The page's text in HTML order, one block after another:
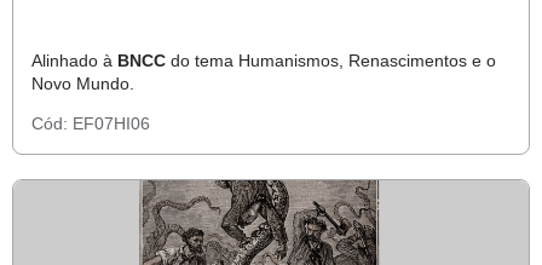
Alinhado à BNCC do tema Humanismos, Renascimentos e o
Novo Mundo.
Cód: EF07HI06